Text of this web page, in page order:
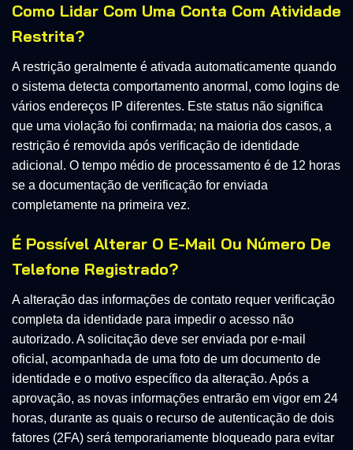
Como Lidar Com Uma Conta Com Atividade
Restrita?
A restrição geralmente é ativada automaticamente quando
o sistema detecta comportamento anormal, como logins de
vários endereços IP diferentes. Este status não significa
que uma violação foi confirmada; na maioria dos casos, a
restrição é removida após verificação de identidade
adicional. O tempo médio de processamento é de 12 horas
se a documentação de verificação for enviada
completamente na primeira vez.
É Possível Alterar O E-Mail Ou Número De
Telefone Registrado?
A alteração das informações de contato requer verificação
completa da identidade para impedir o acesso não
autorizado. A solicitação deve ser enviada por e-mail
oficial, acompanhada de uma foto de um documento de
identidade e o motivo específico da alteração. Após a
aprovação, as novas informações entrarão em vigor em 24
horas, durante as quais o recurso de autenticação de dois
fatores (2FA) será temporariamente bloqueado para evitar